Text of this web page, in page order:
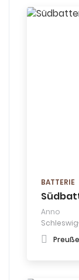
BATTERIE
Anno